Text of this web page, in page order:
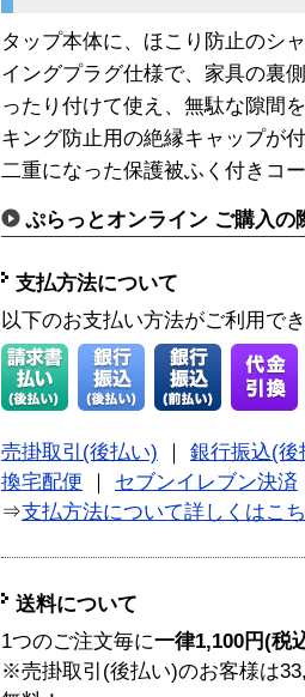
タップ本体に、ほこり防止のシ
イングプラグ仕様で、家具の裏
ったり付けて使え、無駄な隙間
キング防止用の絶縁キャップが
二重になった保護被ふく付きコ
ぷらっとオンライン ご購入の
支払方法について
以下のお支払い方法がご利用で
売掛取引(後払い)
銀行振込(後
換宅配便
セブンイレブン決済
⇒支払方法について詳しくはこ
送料について
1つのご注文毎に一律1,100円(税
※売掛取引(後払い)のお客様は